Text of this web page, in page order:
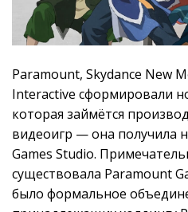
Paramount, Skydance New
Interactive сформировали
которая займётся
видеоигр — она получила
Games Studio.
существовала Paramount
было формальное